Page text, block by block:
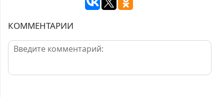
КОММЕНТАРИИ